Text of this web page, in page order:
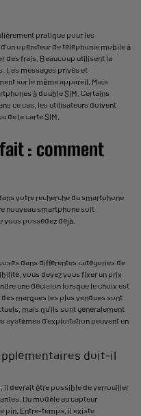
pratique pour les
opérateur de téléphonie mobile à
des frais. Beaucoup utilisent la
Les messages privés et
sur le même appareil. Mais
à double SIM. Certains
ce cas, les utilisateurs doivent
de la carte SIM.
: comment
votre recherche du smartphone
nouveau smartphone soit
vous possédez déjà.
dans différentes catégories de
vous devez vous fixer un prix
une décision lorsque le choix est
marques les plus vendues sont
mais qu'ils sont généralement
systèmes d'exploitation peuvent en
doit-il
il devrait être possible de verrouiller
Du modèle au capteur
pin. Entre-temps, il existe